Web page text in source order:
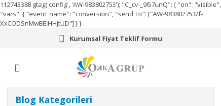
112743388 gtag('config', 'AW-983802753'); "C_cv-_9l57unQ": { "on": "visible",
"vars": { "event_name": "conversion", "send_to": ["AW-983802753/f-
XxCODSnMwBEIHHjtUD"] } }
Kurumsal Fiyat Teklif Formu
Blog Kategorileri